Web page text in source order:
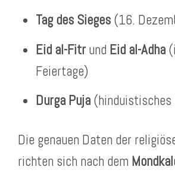
Tag des Sieges(16.
Eid al-Fitrund Eid al-Adha
Feiertage)
Durga Puja(hinduistisches
Die genauen Daten der
richten sich nach dem